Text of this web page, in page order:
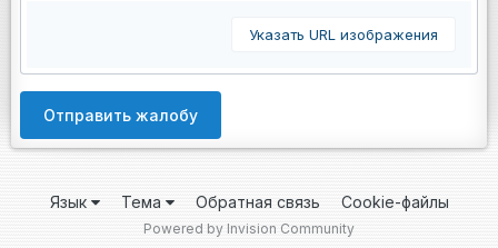
Указать URL изображения
Отправить жалобу
Язык Тема Обратная связь Cookie-файлы
Powered by Invision Community